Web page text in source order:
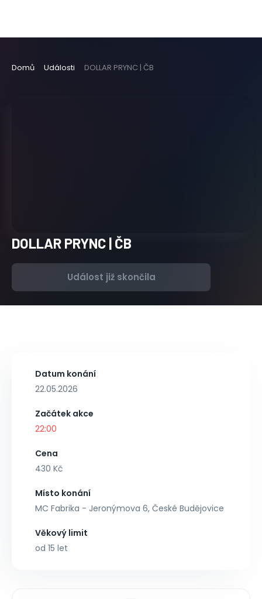
Domů Události DOLLAR PRYNC | ČB
DOLLAR PRYNC | ČB
Událost již skončila
Datum konání
22.05.2026
Začátek akce
22:00
Cena
430 Kč
Místo konání
MC Fabrika - Jeronýmova 6, České Budějovice
Věkový limit
od 15 let